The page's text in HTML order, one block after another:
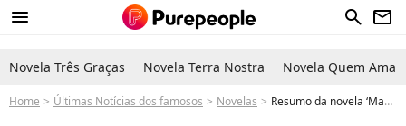
menu search newsletter
Novela Três Graças Novela Terra Nostra Novela Quem Ama
Home Últimas Notícias dos famosos Novelas Resumo da novela ‘Mania de Você’: Viola coloca vingança em prática, mas enfrenta ódio cruel de Mércia nos capítulos de 20 a 25/01